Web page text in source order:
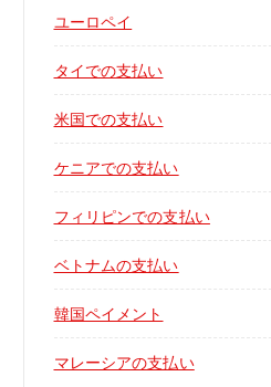
ユーロペイ
タイでの支払い
米国での支払い
ケニアでの支払い
フィリピンでの支払い
ベトナムの支払い
韓国ペイメント
マレーシアの支払い